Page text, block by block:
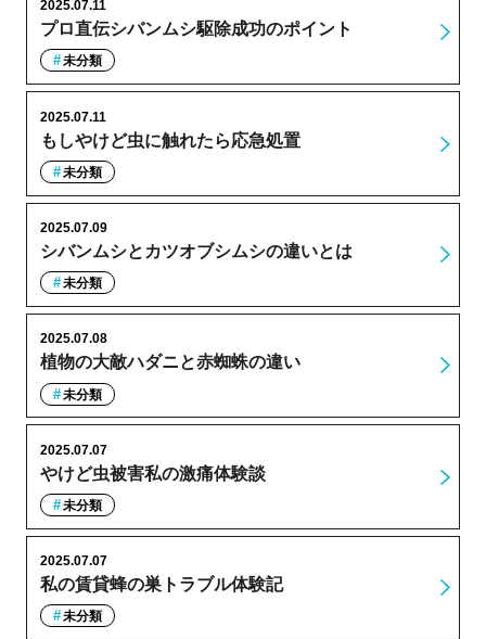
プロ直伝シバンムシ駆除成功のポイント
2025.07.11
未分類
もしやけど虫に触れたら応急処置
2025.07.11
未分類
シバンムシとカツオブシムシの違いとは
2025.07.09
未分類
植物の大敵ハダニと赤蜘蛛の違い
2025.07.08
未分類
やけど虫被害私の激痛体験談
2025.07.07
未分類
私の賃貸蜂の巣トラブル体験記
2025.07.07
未分類